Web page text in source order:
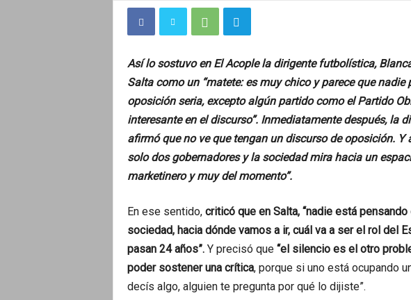
Así lo sostuvo en El Acople la dirigente futbolística,
Salta como un “matete: es muy chico y parece que nadie
oposición seria, excepto algún partido como el Partido
interesante en el discurso”. Inmediatamente después, la
afirmó que no ve que tengan un discurso de oposición. Y
solo dos gobernadores y la sociedad mira hacia un
marketinero y muy del momento”.
En ese sentido, criticó que en Salta, “nadie está
sociedad, hacia dónde vamos a ir, cuál va a ser el rol del
pasan 24 años”.Y precisó que “el silencio es el otro
poder sostener una crítica, porque si uno está ocupando
decís algo, alguien te pregunta por qué lo dijiste”.